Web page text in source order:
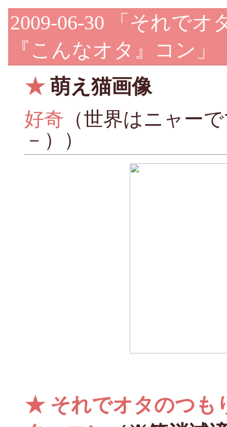
2009-06-30
「それで
『こんなオタ』コン
★萌え猫画像
好奇 （世界はニャー
－））
★ それでオタのつも